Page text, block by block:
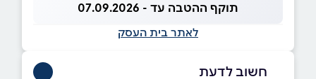
תוקף ההטבה עד - 07.09.2026
לאתר בית העסק
חשוב לדעת